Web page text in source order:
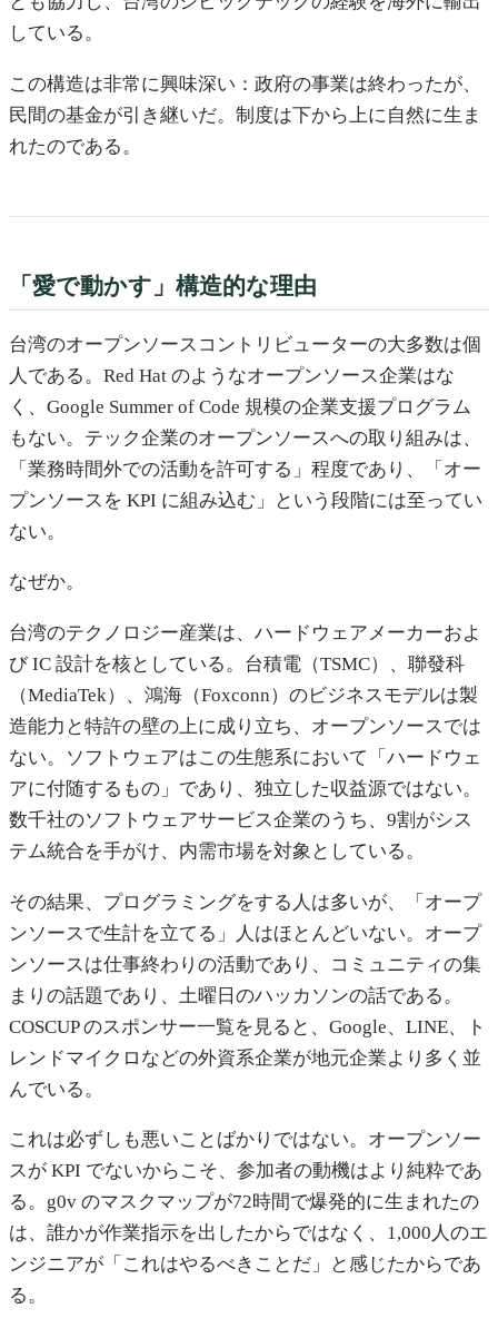
している。
この構造は非常に興味深い：政府の事業は終わったが、
民間の基金が引き継いだ。制度は下から上に自然に生ま
れたのである。
「愛で動かす」構造的な理由
台湾のオープンソースコントリビューターの大多数は個
人である。Red Hat のようなオープンソース企業はな
く、Google Summer of Code 規模の企業支援プログラム
もない。テック企業のオープンソースへの取り組みは、
「業務時間外での活動を許可する」程度であり、「オー
プンソースを KPI に組み込む」という段階には至ってい
ない。
なぜか。
台湾のテクノロジー産業は、ハードウェアメーカーおよ
び IC 設計を核としている。台積電（TSMC）、聯發科
（MediaTek）、鴻海（Foxconn）のビジネスモデルは製
造能力と特許の壁の上に成り立ち、オープンソースでは
ない。ソフトウェアはこの生態系において「ハードウェ
アに付随するもの」であり、独立した収益源ではない。
数千社のソフトウェアサービス企業のうち、9割がシス
テム統合を手がけ、内需市場を対象としている。
その結果、プログラミングをする人は多いが、「オープ
ンソースで生計を立てる」人はほとんどいない。オープ
ンソースは仕事終わりの活動であり、コミュニティの集
まりの話題であり、土曜日のハッカソンの話である。
COSCUP のスポンサー一覧を見ると、Google、LINE、ト
レンドマイクロなどの外資系企業が地元企業より多く並
んでいる。
これは必ずしも悪いことばかりではない。オープンソー
スが KPI でないからこそ、参加者の動機はより純粋であ
る。g0v のマスクマップが72時間で爆発的に生まれたの
は、誰かが作業指示を出したからではなく、1,000人のエ
ンジニアが「これはやるべきことだ」と感じたからであ
る。